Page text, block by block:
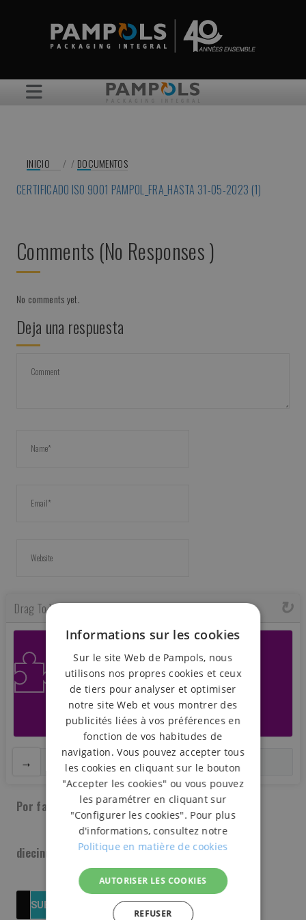
INICIO / / DOCUMENTOS
CERTIFICADO ISO 9001 PAMPOL_FRA_HASTA 31-05-2023 (1)
Comments (No Responses )
No comments yet.
Deja una respuesta
Drag To Verify
Drag to solve the Puzzle
Por favor, introduce una respuesta en dígitos:
diecinueve + 10 =
Informations sur les cookies
Sur le site Web de Pampols, nous
utilisons nos propres cookies et ceux
de tiers pour analyser et optimiser
notre site Web et vous montrer des
publicités liées à vos préférences en
fonction de vos habitudes de
navigation. Vous pouvez accepter tous
les cookies en cliquant sur le bouton
"Accepter les cookies" ou vous pouvez
les paramétrer en cliquant sur
"Configurer les cookies". Pour plus
d'informations, consultez notre
Politique en matière de cookies
AUTORISER LES COOKIES
REFUSER